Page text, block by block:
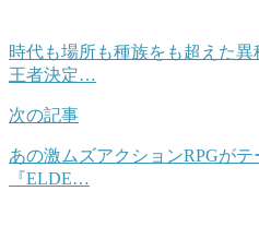
時代も場所も種族をも超えた
王者決定…
次の記事
あの激ムズアクションRPGがテ
『ELDE…